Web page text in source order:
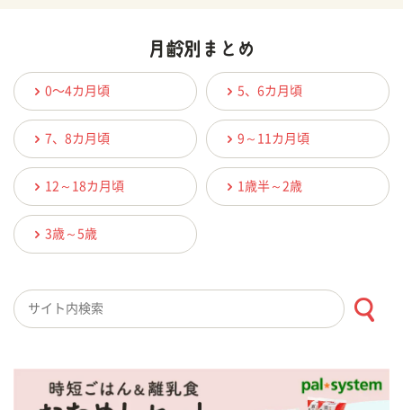
0〜4カ月頃 5、6カ月頃
7、8カ月頃 9～11カ月頃
12～18カ月頃 1歳半～2歳
3歳～5歳
検索キーワード入力